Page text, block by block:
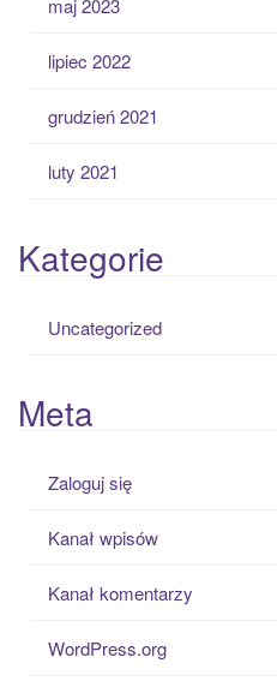
maj 2023
lipiec 2022
grudzień 2021
luty 2021
Kategorie
Uncategorized
Meta
Zaloguj się
Kanał wpisów
Kanał komentarzy
WordPress.org